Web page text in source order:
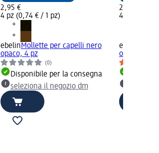
2,95 €
4 pz (0,74 € / 1 pz)
ebelinMollette per capelli nero
opaco, 4 pz
(0)
Disponibile per la consegna
seleziona il negozio dm
2,95 €
4 pz (0,74 €
ebelin
opaco, 4 pz